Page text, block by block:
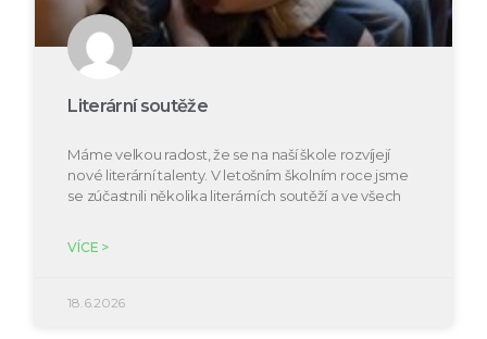
Literární soutěže
Máme velkou radost, že se na naší škole rozvíjejí
nové literární talenty. V letošním školním roce jsme
se zúčastnili několika literárních soutěží a ve všech
VÍCE >
18.6.2026